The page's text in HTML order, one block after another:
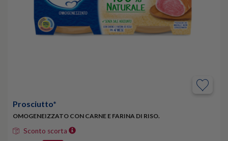
Prosciutto*
OMOGENEIZZATO CON CARNE E FARINA DI RISO.
Sconto scorta